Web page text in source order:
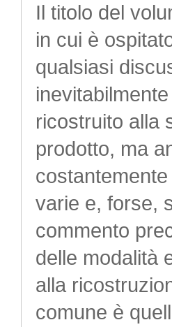
Il titolo del
in cui è
qualsiasi
ricostruito alla
prodotto, ma
varie e, forse,
commento
delle modalità
alla
comune è